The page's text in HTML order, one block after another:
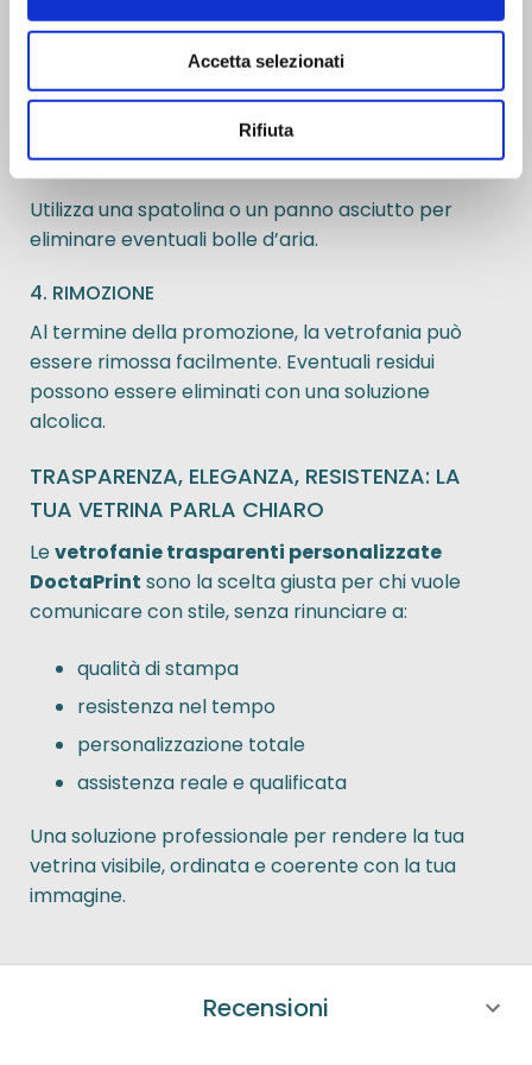
Accetta selezionati
Rifiuta
2. APPLICAZIONE DELL’ADESIVO
Rimuovi il liner e applica la vetrofania partendo da
un lato, facendo aderire progressivamente il
Utilizza una spatolina o un panno asciutto per
eliminare eventuali bolle d’aria.
4. RIMOZIONE
Al termine della promozione, la vetrofania può
essere rimossa facilmente. Eventuali residui
possono essere eliminati con una soluzione
alcolica.
TRASPARENZA, ELEGANZA, RESISTENZA: LA
TUA VETRINA PARLA CHIARO
Levetrofanie trasparenti personalizzate
DoctaPrint sono la scelta giusta per chi vuole
comunicare con stile, senza rinunciare a:
qualità di stampa
resistenza nel tempo
personalizzazione totale
assistenza reale e qualificata
Una soluzione professionale per rendere la tua
vetrina visibile, ordinata e coerente con la tua
immagine.
Recensioni